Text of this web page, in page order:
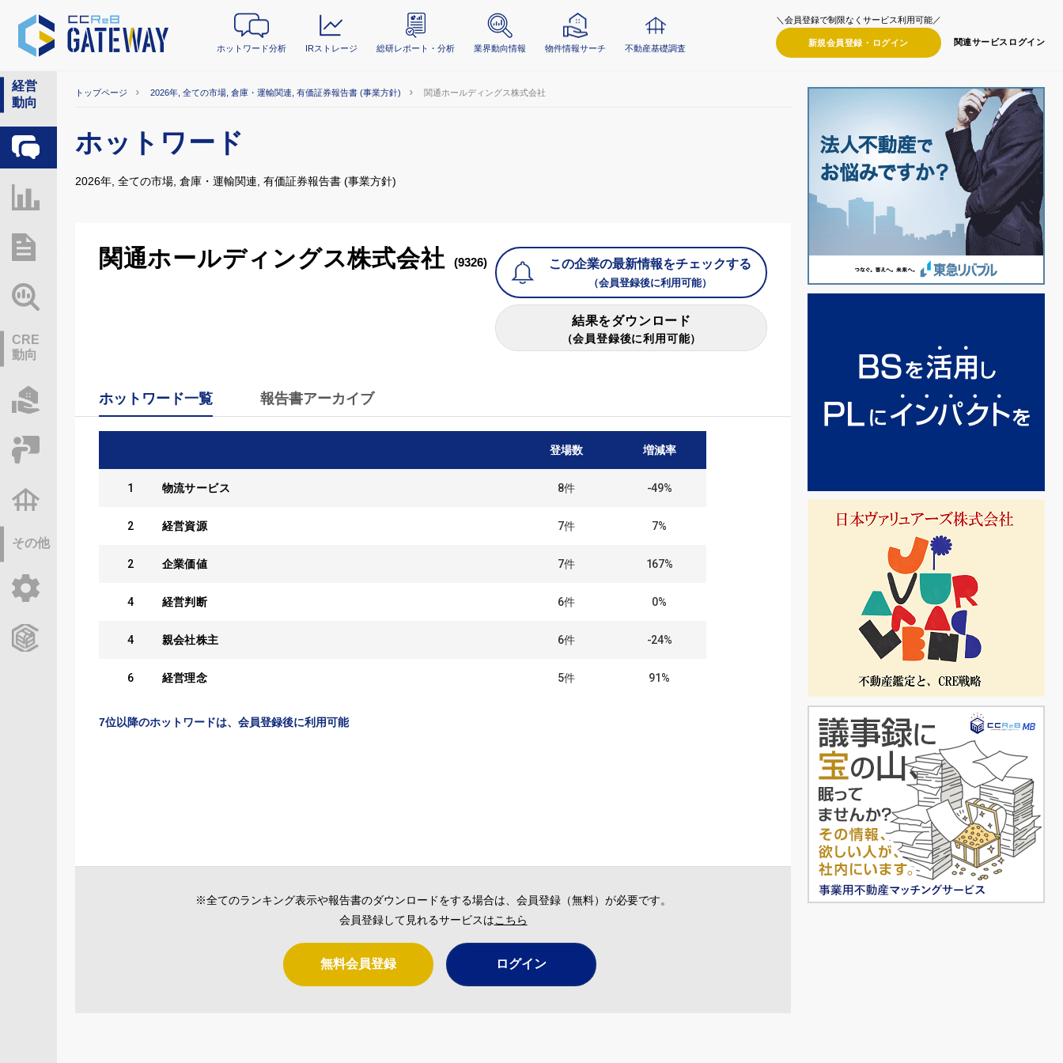
ホットワード分析 IRストレージ 総研レポート・分析 業界動向情報 物件情報サーチ 不動産基礎調査
＼会員登録で制限なくサービス利用可能／
新規会員登録・ ログイン 関連サービス ログイン
経営
動向
ホットワード分析
総研レポート・分析
CRE
動向
物件情報サーチ
その他
CCReBサービスのご案内
トップページ 2026年, 全ての市場, 倉庫・運輸関連, 有価証券報告書 (事業方針) 関通ホールディングス株式会社
ホットワード
2026年, 全ての市場, 倉庫・運輸関連, 有価証券報告書 (事業方針)
関通ホールディングス株式会社 (9326) この企業の最新情報をチェックする
（会員登録後に利用可能）
結果をダウンロード
（会員登録後に利用可能）
ホットワード一覧 報告書アーカイブ
登場数 増減率
1 物流サービス 8件 -49%
2 経営資源 7件 7%
2 企業価値 7件 167%
4 経営判断 6件 0%
4 親会社株主 6件 -24%
6 経営理念 5件 91%
7位以降のホットワードは、会員登録後に利用可能
※全てのランキング表示や報告書のダウンロードをする場合は、会員登録（無料）が必要です。
会員登録して見れるサービスはこちら
無料会員登録 ログイン